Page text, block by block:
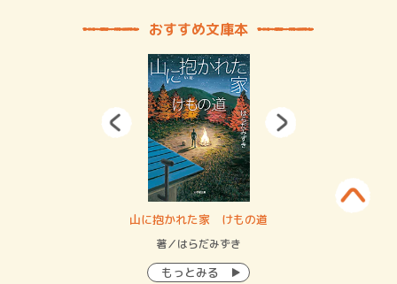
おすすめ文庫本
山に抱かれた家 けもの道
著／はらだみずき
もっとみる